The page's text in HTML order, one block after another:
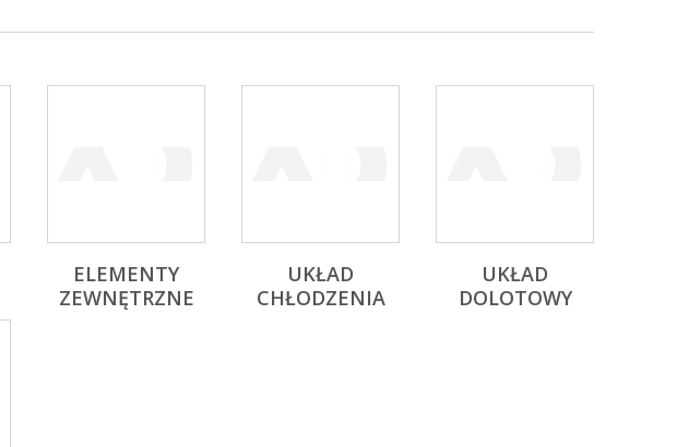
ELEMENTY
ZEWNĘTRZNE
UKŁAD
CHŁODZENIA
UKŁAD
DOLOTOWY